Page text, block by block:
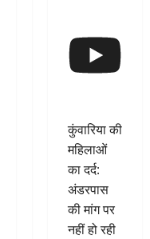
कुंवारिया की
महिलाओं
का दर्द:
अंडरपास
की मांग पर
नहीं हो रही